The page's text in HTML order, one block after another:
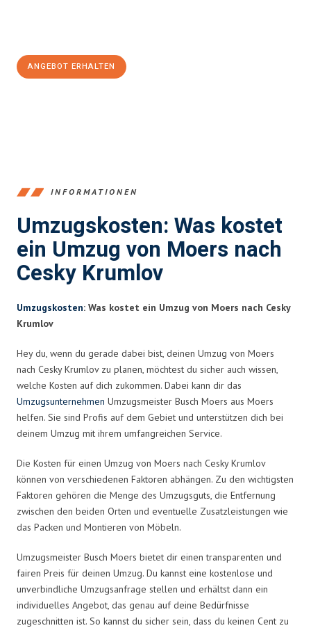
ANGEBOT ERHALTEN
INFORMATIONEN
Umzugskosten: Was kostet
ein Umzug von Moers nach
Cesky Krumlov
Umzugskosten: Was kostet ein Umzug von Moers nach Cesky
Krumlov
Hey du, wenn du gerade dabei bist, deinen Umzug von Moers
nach Cesky Krumlov zu planen, möchtest du sicher auch wissen,
welche Kosten auf dich zukommen. Dabei kann dir das
Umzugsunternehmen Umzugsmeister Busch Moers aus Moers
helfen. Sie sind Profis auf dem Gebiet und unterstützen dich bei
deinem Umzug mit ihrem umfangreichen Service.
Die Kosten für einen Umzug von Moers nach Cesky Krumlov
können von verschiedenen Faktoren abhängen. Zu den wichtigsten
Faktoren gehören die Menge des Umzugsguts, die Entfernung
zwischen den beiden Orten und eventuelle Zusatzleistungen wie
das Packen und Montieren von Möbeln.
Umzugsmeister Busch Moers bietet dir einen transparenten und
fairen Preis für deinen Umzug. Du kannst eine kostenlose und
unverbindliche Umzugsanfrage stellen und erhältst dann ein
individuelles Angebot, das genau auf deine Bedürfnisse
zugeschnitten ist. So kannst du sicher sein, dass du keinen Cent zu